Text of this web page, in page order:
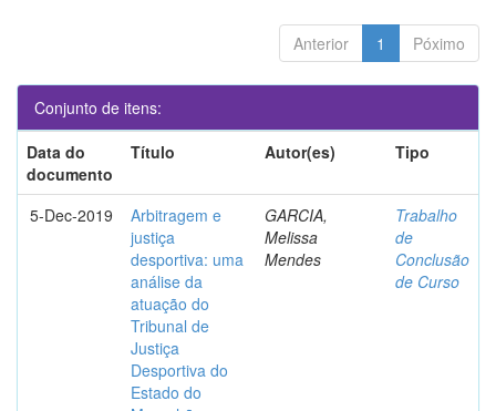
Anterior 1 Póximo
Conjunto de itens:
Data do
documento
Título Autor(es) Tipo
5-Dec-2019
Arbitragem e
justiça
desportiva: uma
análise da
atuação do
Tribunal de
Justiça
Desportiva do
Estado do
GARCIA,
Melissa
Mendes
Trabalho
de
Conclusão
de Curso